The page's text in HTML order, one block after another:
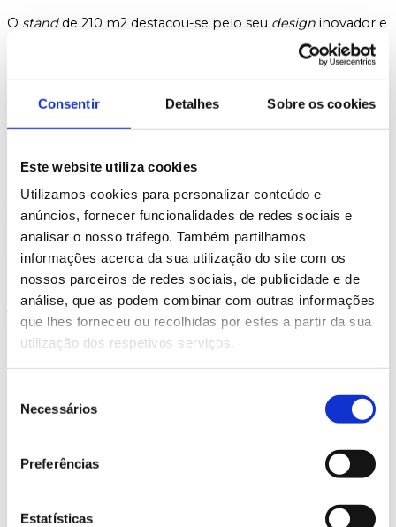
Consentir Detalhes Sobre os cookies
Este website utiliza cookies
Utilizamos cookies para personalizar conteúdo e
anúncios, fornecer funcionalidades de redes sociais e
analisar o nosso tráfego. Também partilhamos
informações acerca da sua utilização do site com os
nossos parceiros de redes sociais, de publicidade e de
análise, que as podem combinar com outras informações
que lhes forneceu ou recolhidas por estes a partir da sua
utilização dos respetivos serviços.
Necessários
Preferências
Estatísticas
O standde 210 m2 destacou-se pelo seu design inovador e
pela apresentação dos produtos estratégicos para a
empresa, como o novo modelo de contentor de carga
lateral 2200F com fechadura EMZ, que permite emitir
sistema GPRS, e o novo contentor de carga bilateral 2Side
foram instalados elementos eletrónicos e digitais para se
produtos e sistemas expostos.
A empresa quis apostar numstandque permitisse um
relacionamento mais direto com os visitantes, criando para
isso uma “área social” que possibilitou onetworking
se converteu num dos pontos de visita e paragem
obrigatória para todos os clientes.
25/06/2018 | Actual
Compartilhar!